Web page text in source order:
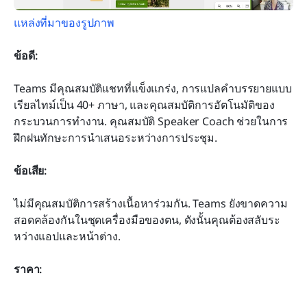
แหล่งที่มาของรูปภาพ
ข้อดี:
Teams มีคุณสมบัติแชทที่แข็งแกร่ง, การแปลคำบรรยายแบบ
เรียลไทม์เป็น 40+ ภาษา, และคุณสมบัติการอัตโนมัติของ
กระบวนการทำงาน. คุณสมบัติ Speaker Coach ช่วยในการ
ฝึกฝนทักษะการนำเสนอระหว่างการประชุม.
ข้อเสีย:
ไม่มีคุณสมบัติการสร้างเนื้อหาร่วมกัน. Teams ยังขาดความ
สอดคล้องกันในชุดเครื่องมือของตน, ดังนั้นคุณต้องสลับระ
หว่างแอปและหน้าต่าง.
ราคา: